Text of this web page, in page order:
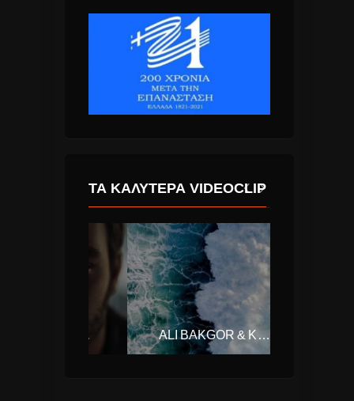
ΤΑ ΚΑΛΎΤΕΡΑ VIDEOCLIP
ALI BAKGOR & KALLAY SAUNDERS – OCEAN